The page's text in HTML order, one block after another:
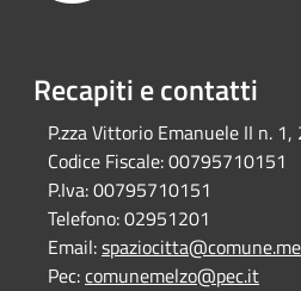
Recapiti e contatti
P.zza Vittorio Emanuele II n.
Codice Fiscale:00795710151
P.Iva:00795710151
Telefono:02951201
Email:
Pec:comunemelzo@pec.it